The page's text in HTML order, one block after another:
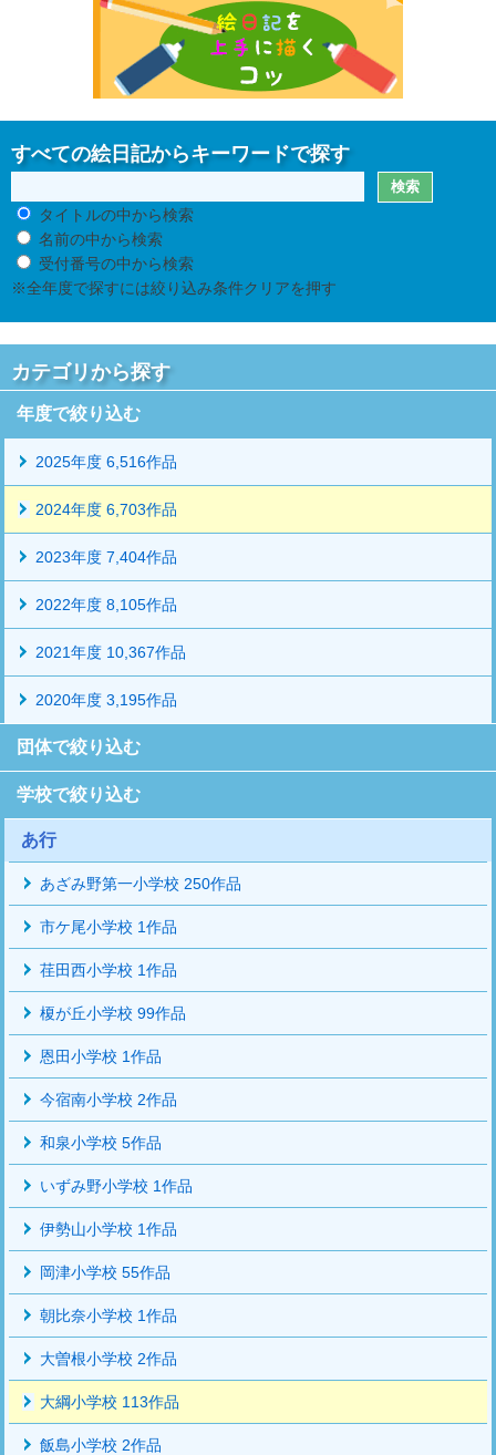
すべての絵日記からキーワードで探す
タイトルの中から検索
名前の中から検索
受付番号の中から検索
※全年度で探すには絞り込み条件クリアを押す
カテゴリから探す
年度で絞り込む
2025年度 6,516作品
2024年度 6,703作品
2023年度 7,404作品
2022年度 8,105作品
2021年度 10,367作品
2020年度 3,195作品
団体で絞り込む
学校で絞り込む
あ行
あざみ野第一小学校 250作品
市ケ尾小学校 1作品
荏田西小学校 1作品
榎が丘小学校 99作品
恩田小学校 1作品
今宿南小学校 2作品
和泉小学校 5作品
いずみ野小学校 1作品
伊勢山小学校 1作品
岡津小学校 55作品
朝比奈小学校 1作品
大曽根小学校 2作品
大綱小学校 113作品
飯島小学校 2作品